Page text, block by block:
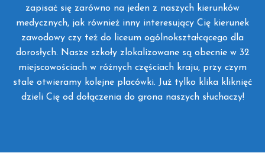
zapisać się zarówno na jeden z naszych kierunków
medycznych, jak również inny interesujący Cię kierunek
zawodowy czy też do liceum ogólnokształcącego dla
dorosłych. Nasze szkoły zlokalizowane są obecnie w 32
miejscowościach w różnych częściach kraju, przy czym
stale otwieramy kolejne placówki. Już tylko klika kliknięć
dzieli Cię od dołączenia do grona naszych słuchaczy!